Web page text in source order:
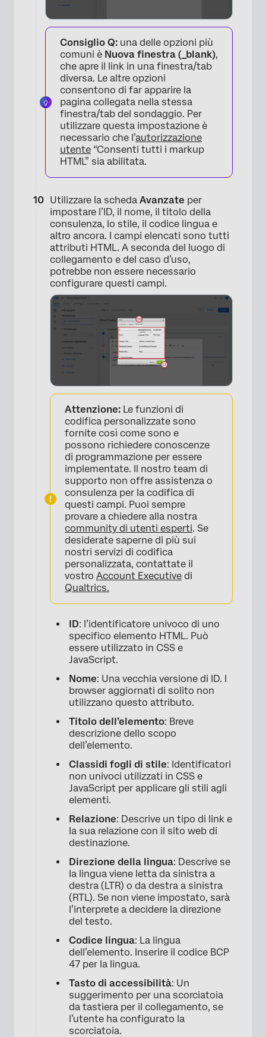
Consiglio Q: una delle opzioni più
comuni è Nuova finestra (_blank),
che apre il link in una finestra/tab
diversa. Le altre opzioni
consentono di far apparire la
pagina collegata nella stessa
finestra/tab del sondaggio. Per
utilizzare questa impostazione è
necessario che l’autorizzazione
utente “Consenti tutti i markup
HTML” sia abilitata.
Utilizzare la scheda Avanzate per
impostare l’ID, il nome, il titolo della
consulenza, lo stile, il codice lingua e
altro ancora. I campi elencati sono tutti
attributi HTML. A seconda del luogo di
collegamento e del caso d’uso,
potrebbe non essere necessario
configurare questi campi.
×
Attenzione: Le funzioni di
codifica personalizzate sono
fornite così come sono e
possono richiedere conoscenze
di programmazione per essere
implementate. Il nostro team di
supporto non offre assistenza o
consulenza per la codifica di
questi campi. Puoi sempre
provare a chiedere alla nostra
community di utenti esperti. Se
desiderate saperne di più sui
nostri servizi di codifica
personalizzata, contattate il
vostro Account Executive di
Qualtrics.
ID: l’identificatore univoco di uno
specifico elemento HTML. Può
essere utilizzato in CSS e
JavaScript.
Nome: Una vecchia versione di ID. I
browser aggiornati di solito non
utilizzano questo attributo.
Titolo dell’elemento: Breve
descrizione dello scopo
dell’elemento.
Classidi fogli di stile: Identificatori
non univoci utilizzati in CSS e
JavaScript per applicare gli stili agli
elementi.
Relazione: Descrive un tipo di link e
la sua relazione con il sito web di
destinazione.
Direzione della lingua: Descrive se
la lingua viene letta da sinistra a
destra (LTR) o da destra a sinistra
(RTL). Se non viene impostato, sarà
l’interprete a decidere la direzione
del testo.
Codice lingua: La lingua
dell’elemento. Inserire il codice BCP
47 per la lingua.
Tasto di accessibilità: Un
suggerimento per una scorciatoia
da tastiera per il collegamento, se
l’utente ha configurato la
scorciatoia.